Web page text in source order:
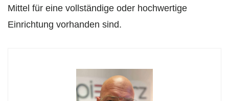
Mittel für eine vollständige oder hochwertige
Einrichtung vorhanden sind.